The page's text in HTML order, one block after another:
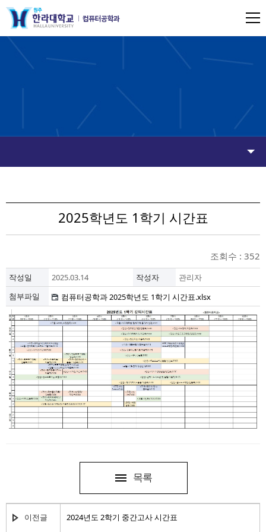
2025학년도 1학기 시간표
조회수 : 352
작성일 2025.03.14 작성자
관리자
첨부파일
컴퓨터공학과 2025학년도 1학기 시간표.xlsx
목록
이전글 2024년도 2학기 중간고사 시간표